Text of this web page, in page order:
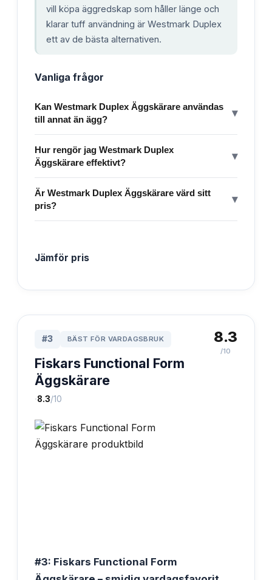
vill köpa äggredskap som håller länge och
klarar tuff användning är Westmark Duplex
ett av de bästa alternativen.
Vanliga frågor
Kan Westmark Duplex Äggskärare användas
till annat än ägg?
▾
Hur rengör jag Westmark Duplex
Äggskärare effektivt?
▾
Är Westmark Duplex Äggskärare värd sitt
pris?
▾
Jämför pris
#3 BÄST FÖR VARDAGSBRUK
Fiskars Functional Form
Äggskärare
·8.3/10
8.3
/10
#3: Fiskars Functional Form